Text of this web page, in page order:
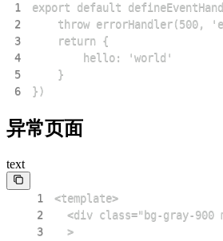
1
2
3
4
5
6
})
异常页面
text
1
<template>
2
3
  >